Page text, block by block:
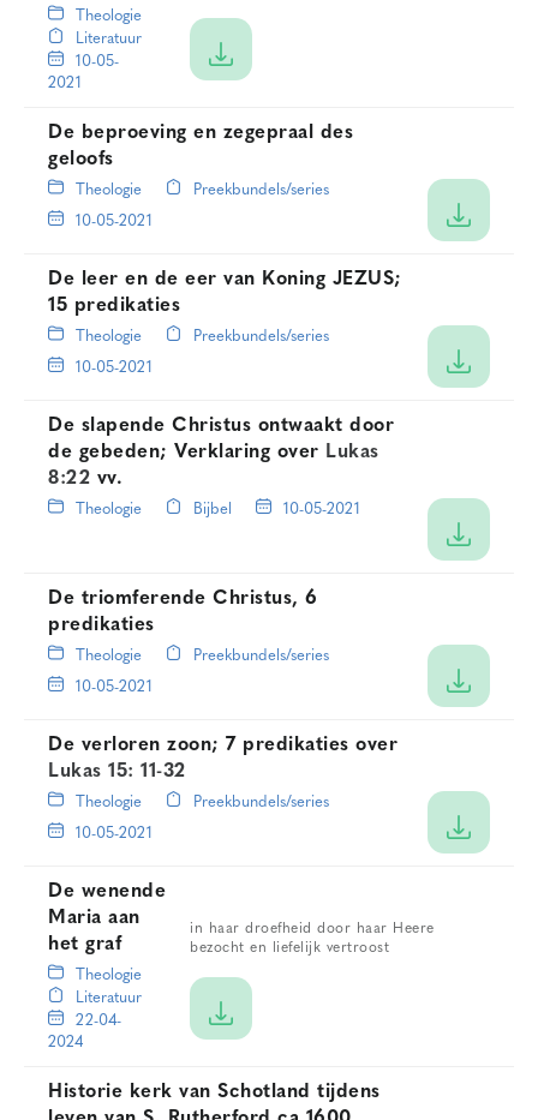
Theologie
Literatuur
10-05-
2021
De beproeving en zegepraal des
geloofs
Theologie
Preekbundels/series
10-05-2021
De leer en de eer van Koning JEZUS;
15 predikaties
Theologie
Preekbundels/series
10-05-2021
De slapende Christus ontwaakt door
de gebeden; Verklaring over Lukas
8:22 vv.
Theologie Bijbel 10-05-2021
De triomferende Christus, 6
predikaties
Theologie
Preekbundels/series
10-05-2021
De verloren zoon; 7 predikaties over
Lukas 15: 11-32
Theologie
Preekbundels/series
10-05-2021
De wenende
Maria aan
het graf
in haar droefheid door haar Heere
bezocht en liefelijk vertroost
Theologie
Literatuur
22-04-
2024
Historie kerk van Schotland tijdens